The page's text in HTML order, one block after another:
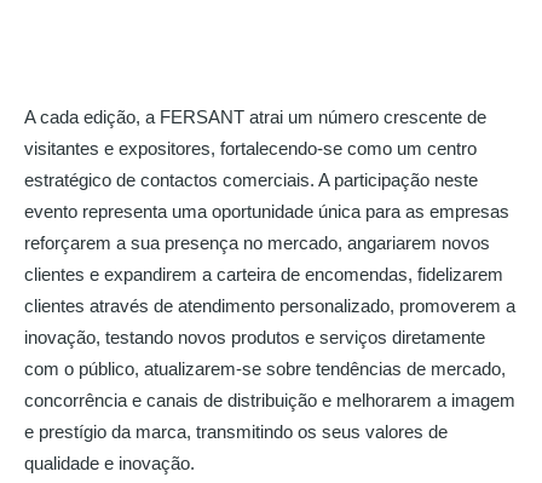
A cada edição, a FERSANT atrai um número crescente de
visitantes e expositores, fortalecendo-se como um centro
estratégico de contactos comerciais. A participação neste
evento representa uma oportunidade única para as empresas
reforçarem a sua presença no mercado, angariarem novos
clientes e expandirem a carteira de encomendas, fidelizarem
clientes através de atendimento personalizado, promoverem a
inovação, testando novos produtos e serviços diretamente
com o público, atualizarem-se sobre tendências de mercado,
concorrência e canais de distribuição e melhorarem a imagem
e prestígio da marca, transmitindo os seus valores de
qualidade e inovação.